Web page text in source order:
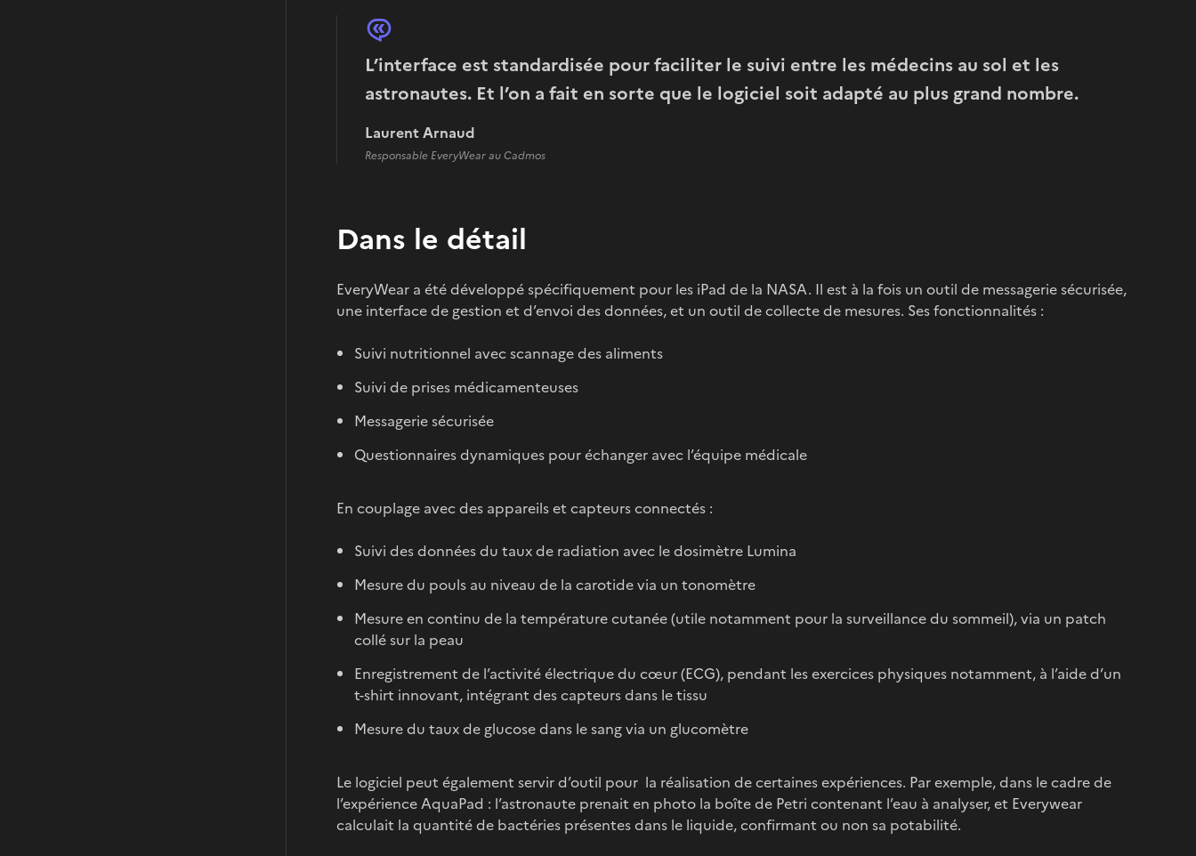
L’interface est standardisée pour faciliter le suivi entre les médecins au sol et les
astronautes. Et l’on a fait en sorte que le logiciel soit adapté au plus grand nombre.
Laurent Arnaud
Responsable EveryWear au Cadmos
Dans le détail
EveryWear a été développé spécifiquement pour les iPad de la NASA. Il est à la fois un outil de messagerie sécurisée,
une interface de gestion et d’envoi des données, et un outil de collecte de mesures. Ses fonctionnalités :
Suivi nutritionnel avec scannage des aliments
Suivi de prises médicamenteuses
Messagerie sécurisée
Questionnaires dynamiques pour échanger avec l’équipe médicale
En couplage avec des appareils et capteurs connectés :
Suivi des données du taux de radiation avec le dosimètre Lumina
Mesure du pouls au niveau de la carotide via un tonomètre
Mesure en continu de la température cutanée (utile notamment pour la surveillance du sommeil), via un patch
collé sur la peau
Enregistrement de l’activité électrique du cœur (ECG), pendant les exercices physiques notamment, à l’aide d’un
t-shirt innovant, intégrant des capteurs dans le tissu
Mesure du taux de glucose dans le sang via un glucomètre
Le logiciel peut également servir d’outil pour la réalisation de certaines expériences. Par exemple, dans le cadre de
l’expérience AquaPad : l’astronaute prenait en photo la boîte de Petri contenant l’eau à analyser, et Everywear
calculait la quantité de bactéries présentes dans le liquide, confirmant ou non sa potabilité.